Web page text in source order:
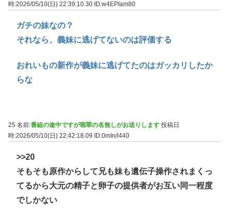
時:2026/05/10(日) 22:39:10.30 ID:w4EPIam80
ガチの妹なの？
それなら、義妹に逃げてないのは評価する
おれいもの新作が義妹に逃げてたのはガッカリしたか
らな
25 名前:番組の途中ですが翡翠の名無しがお送りします 投稿日
時:2026/05/10(日) 22:42:18.09
ID:0mIn/l440
>>20
そもそも原作からして兄も妹も遺伝子操作されまくっ
てるから大元の精子と卵子の提供者がお互い同一程度
でしかない